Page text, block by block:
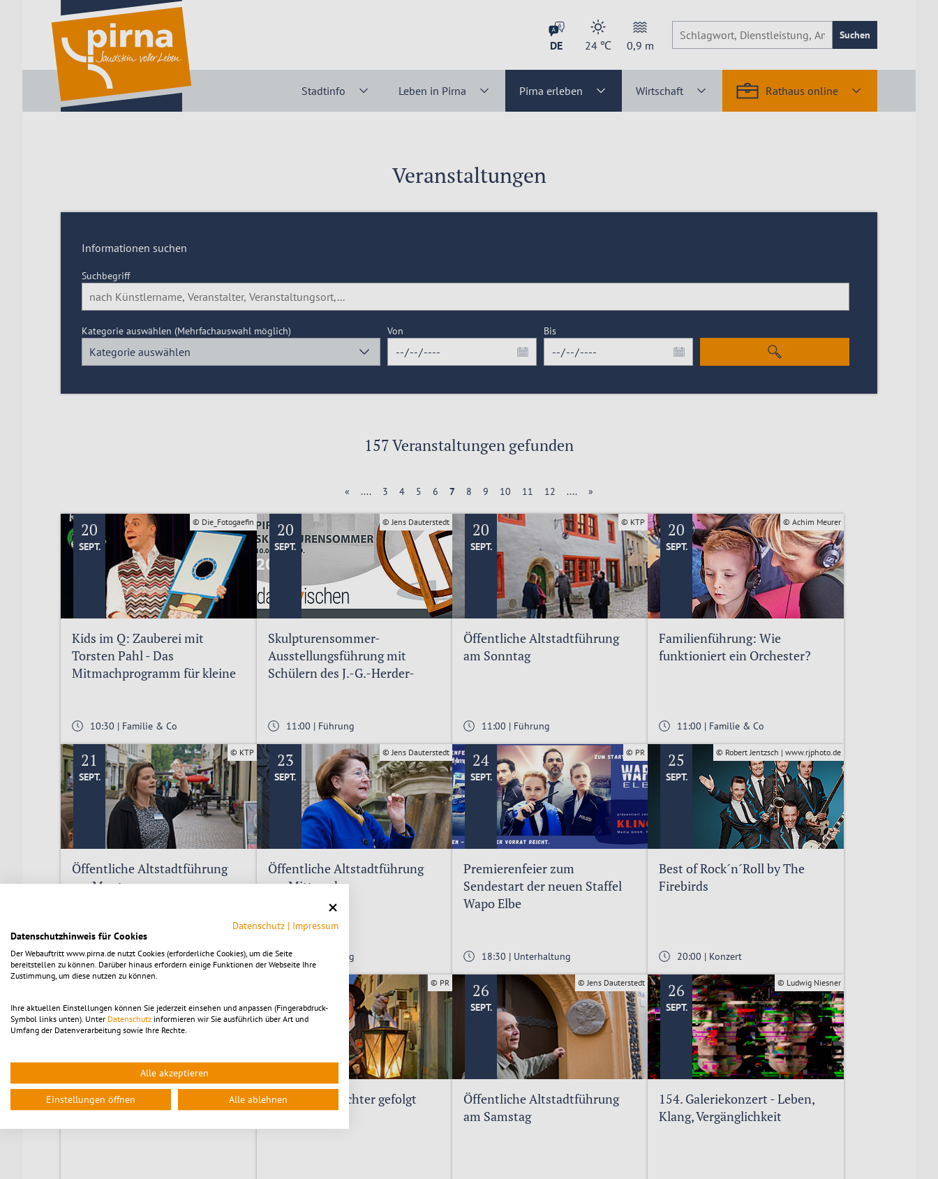
DE 24 ℃ 0,9 m
Suchen
Stadtinfo Leben in Pirna Pirna erleben Wirtschaft Rathaus online
Veranstaltungen
Informationen suchen
Suchbegriff
Kategorie auswählen(Mehrfachauswahl möglich)
Kategorie auswählen
Von Bis
157 Veranstaltungen gefunden
« .... 3 4 5 6 7 8 9 10 11 12 .... »
20
SEPT.
© Die_Fotogaefin
Kids im Q: Zauberei mit
Torsten Pahl - Das
Mitmachprogramm für kleine
10:30 | Familie & Co
20
SEPT.
© Jens Dauterstedt
Skulpturensommer-
Ausstellungsführung mit
Schülern des J.-G.-Herder-
11:00 | Führung
20
SEPT.
© KTP
Öffentliche Altstadtführung
am Sonntag
11:00 | Führung
20
SEPT.
© Achim Meurer
Familienführung: Wie
funktioniert ein Orchester?
11:00 | Familie & Co
21
SEPT.
© KTP
Öffentliche Altstadtführung
am Montag
14:00 | Führung
23
SEPT.
© Jens Dauterstedt
Öffentliche Altstadtführung
am Mittwoch
17:00 | Führung
24
SEPT.
© PR
Premierenfeier zum
Sendestart der neuen Staffel
Wapo Elbe
18:30 | Unterhaltung
25
SEPT.
© Robert Jentzsch | www.rjphoto.de
Best of Rock´n´Roll by The
Firebirds
20:00 | Konzert
SEPT.
Micha Winkler & Friends
SEPT.
© PR
Dem Nachtwächter gefolgt
26
SEPT.
© Jens Dauterstedt
Öffentliche Altstadtführung
am Samstag
26
SEPT.
© Ludwig Niesner
154. Galeriekonzert - Leben,
Klang, Vergänglichkeit
Datenschutz | Impressum
Datenschutzhinweis für Cookies
Der Webauftritt www.pirna.de nutzt Cookies (erforderliche Cookies), um die Seite
bereitstellen zu können. Darüber hinaus erfordern einige Funktionen der Webseite Ihre
Zustimmung, um diese nutzen zu können.
Ihre aktuellen Einstellungen können Sie jederzeit einsehen und anpassen (Fingerabdruck-
Symbol links unten). Unter Datenschutz informieren wir Sie ausführlich über Art und
Umfang der Datenverarbeitung sowie Ihre Rechte.
Alle akzeptieren
Einstellungen öffnen Alle ablehnen